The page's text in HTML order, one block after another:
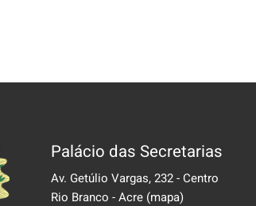
Palácio das Secretarias
Av. Getúlio Vargas, 232 - Centro
Rio Branco - Acre (mapa)